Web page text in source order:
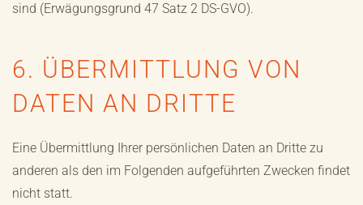
sind (Erwägungsgrund 47 Satz 2 DS-GVO).
6. ÜBERMITTLUNG VON
DATEN AN DRITTE
Eine Übermittlung Ihrer persönlichen Daten an Dritte zu
anderen als den im Folgenden aufgeführten Zwecken findet
nicht statt.